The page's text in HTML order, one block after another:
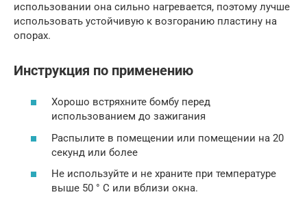
использовании она сильно нагревается, поэтому лучше
использовать устойчивую к возгоранию пластину на
опорах.
Инструкция по применению
Хорошо встряхните бомбу перед
использованием до зажигания
Распылите в помещении или помещении на 20
секунд или более
Не используйте и не храните при температуре
выше 50 ° C или вблизи окна.